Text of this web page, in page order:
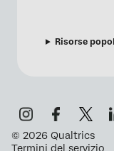
Risorse
© 2026 Qualtrics
Termini del servizio